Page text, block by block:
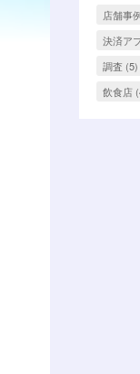
店舗事
決済ア
調査 (5)
飲食店